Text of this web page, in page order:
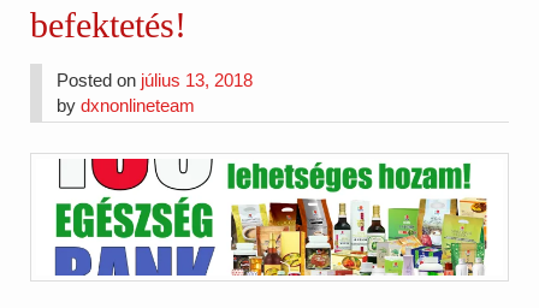
befektetés!
Posted on július 13, 2018
bydxnonlineteam